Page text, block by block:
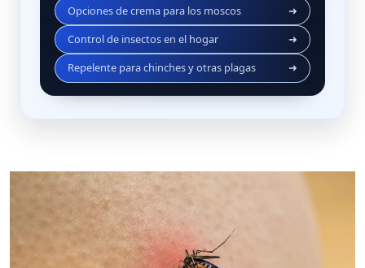
Opciones de crema para los moscos
➜
Control de insectos en el hogar
➜
Repelente para chinches y otras plagas
➜